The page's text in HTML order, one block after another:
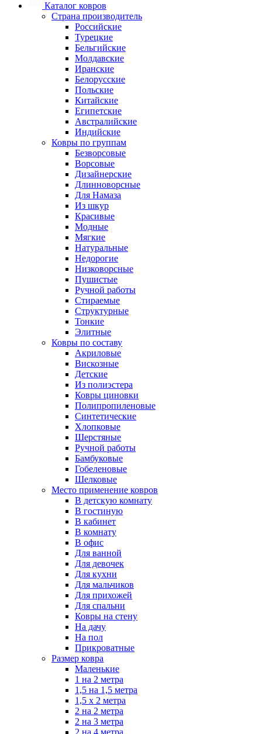
Каталог ковров
Страна производитель
Российские
Турецкие
Бельгийские
Молдавские
Иранские
Белорусские
Польские
Китайские
Египетские
Австралийские
Индийские
Ковры по группам
Безворсовые
Ворсовые
Дизайнерские
Длинноворсные
Для Намаза
Из шкур
Красивые
Модные
Мягкие
Натуральные
Недорогие
Низковорсные
Пушистые
Ручной работы
Стираемые
Структурные
Тонкие
Элитные
Ковры по составу
Акриловые
Вискозные
Детские
Из полиэстера
Ковры циновки
Полипропиленовые
Синтетические
Хлопковые
Шерстяные
Ручной работы
Бамбуковые
Гобеленовые
Шелковые
Место применение ковров
В детскую комнату
В гостиную
В кабинет
В комнату
В офис
Для ванной
Для девочек
Для кухни
Для мальчиков
Для прихожей
Для спальни
Ковры на стену
На дачу
На пол
Прикроватные
Размер ковра
Маленькие
1 на 2 метра
1,5 на 1,5 метра
1,5 х 2 метра
2 на 2 метра
2 на 3 метра
2 на 4 метра